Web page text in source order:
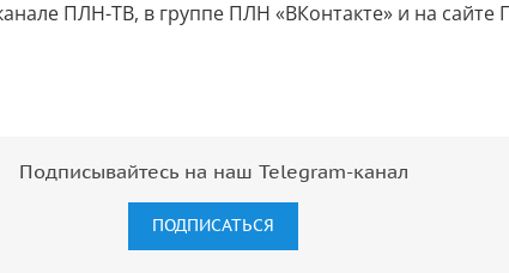
ПЛН-ТВ, в группе ПЛН «ВКонтакте» и на сайте
Подписывайтесь на наш Telegram-канал
ПОДПИСАТЬСЯ